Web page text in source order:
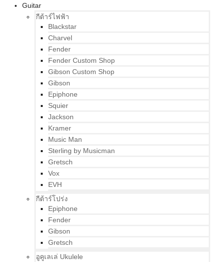
Guitar
กีต้าร์ไฟฟ้า
Blackstar
Charvel
Fender
Fender Custom Shop
Gibson Custom Shop
Gibson
Epiphone
Squier
Jackson
Kramer
Music Man
Sterling by Musicman
Gretsch
Vox
EVH
กีต้าร์โปร่ง
Epiphone
Fender
Gibson
Gretsch
อูคูเลเล่ Ukulele